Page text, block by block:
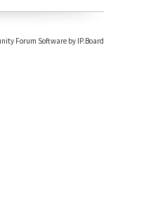
Forum Software by IP.Board